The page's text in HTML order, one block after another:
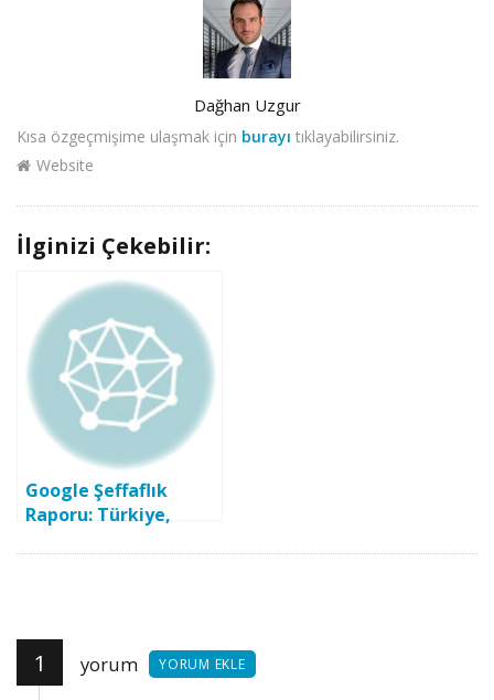
Dağhan Uzgur
Kısa özgeçmişime ulaşmak için burayı tıklayabilirsiniz.
Website
İlginizi Çekebilir:
Google Şeffaflık
Raporu: Türkiye,
1 yorum YORUM EKLE